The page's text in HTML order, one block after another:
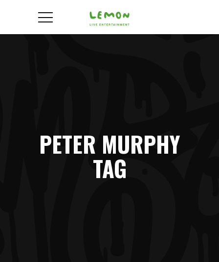
PETER MURPHY
TAG